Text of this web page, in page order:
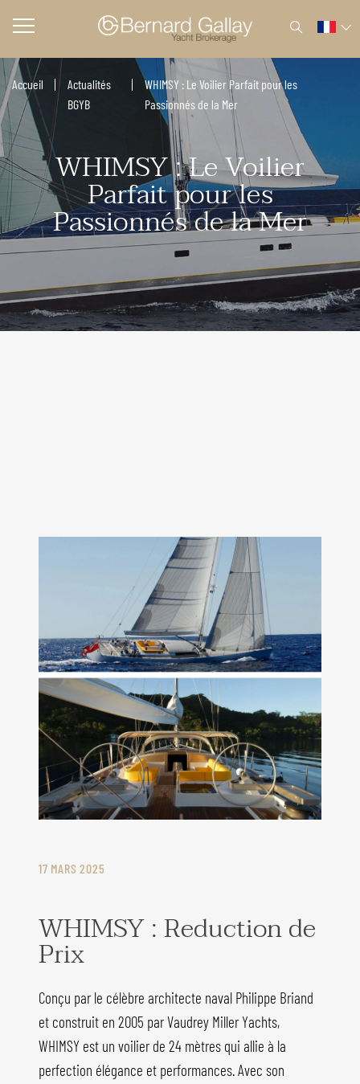
Accueil
Actualités
BGYB
WHIMSY : Le Voilier Parfait pour les
Passionnés de la Mer
WHIMSY : Le Voilier
Parfait pour les
Passionnés de la Mer
17 MARS 2025
WHIMSY : Reduction de
Prix
Conçu par le célèbre architecte naval Philippe Briand
et construit en 2005 par Vaudrey Miller Yachts,
WHIMSY est un voilier de 24 mètres qui allie à la
perfection élégance et performances. Avec son